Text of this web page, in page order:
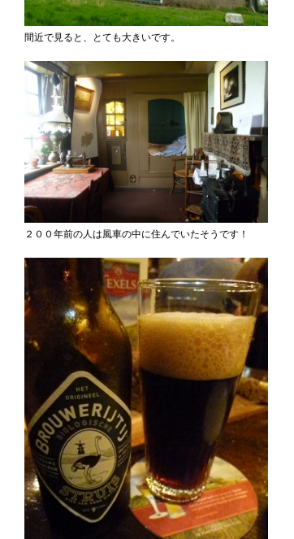
間近で見ると、とても大きいです。
２００年前の人は風車の中に住んでいたそうです！